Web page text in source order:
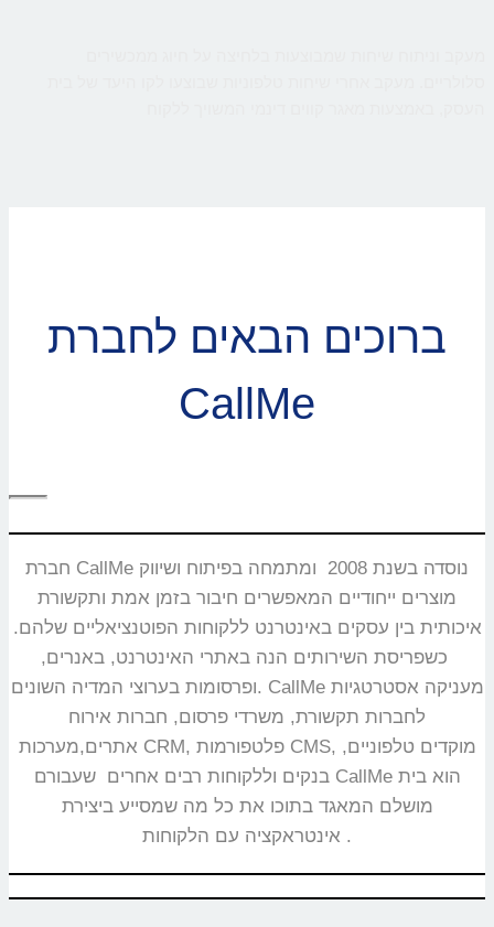
ברוכים הבאים לחברת
CallMe
חברת CallMe נוסדה בשנת 2008 ומתמחה בפיתוח ושיווק
מוצרים ייחודיים המאפשרים חיבור בזמן אמת ותקשורת
איכותית בין עסקים באינטרנט ללקוחות הפוטנציאליים שלהם.
כשפריסת השירותים הנה באתרי האינטרנט, באנרים,
ופרסומות בערוצי המדיה השונים. CallMe מעניקה אסטרטגיות
לחברות תקשורת, משרדי פרסום, חברות אירוח
אתרים,מערכות CRM, פלטפורמות CMS, מוקדים טלפוניים,
בנקים וללקוחות רבים אחרים שעבורם CallMe הוא בית
מושלם המאגד בתוכו את כל מה שמסייע ביצירת
אינטראקציה עם הלקוחות.